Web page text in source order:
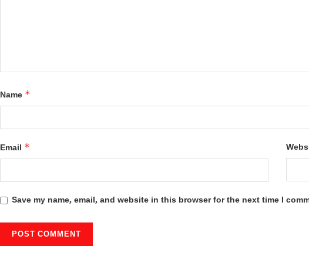
Name *
Email *
Save my name, email, and website in this browser for the next time I